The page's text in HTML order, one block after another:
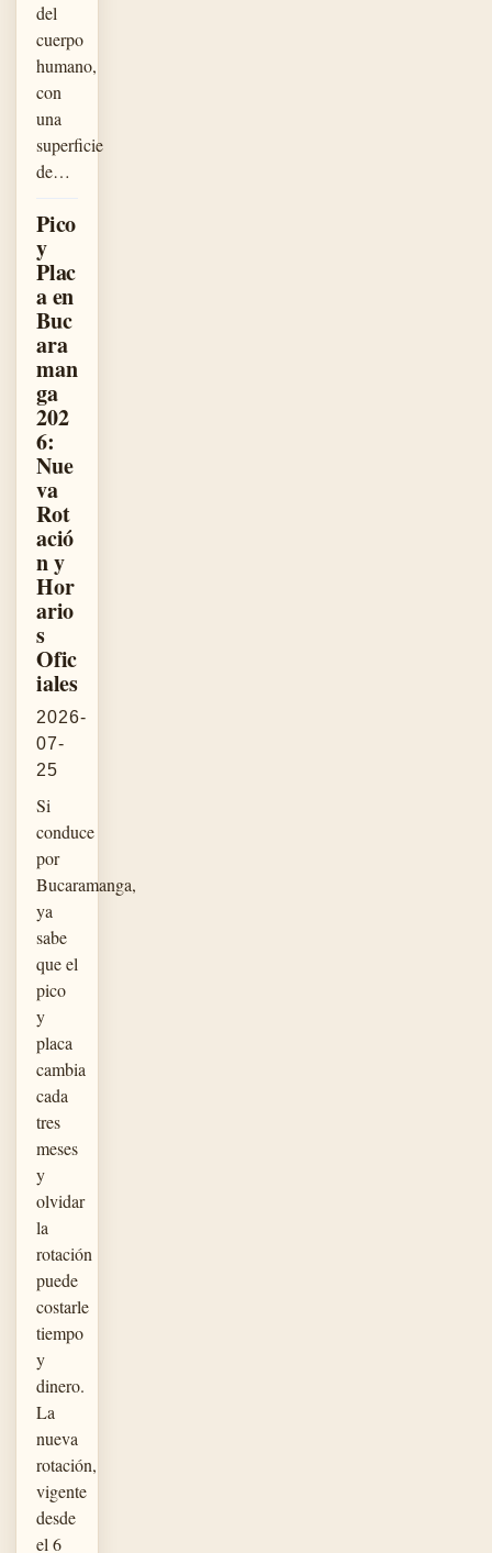
del
cuerpo
humano,
con
una
superficie
de…
Pico
y
Plac
a en
Buc
ara
man
ga
202
6:
Nue
va
Rot
ació
n y
Hor
ario
s
Ofic
iales
2026-
07-
25
Si
conduce
por
Bucaramanga,
ya
sabe
que el
pico
y
placa
cambia
cada
tres
meses
y
olvidar
la
rotación
puede
costarle
tiempo
y
dinero.
La
nueva
rotación,
vigente
desde
el 6